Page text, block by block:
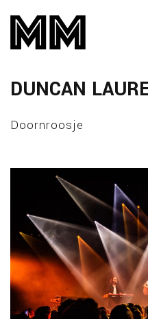
DUNCAN
Doornroosje